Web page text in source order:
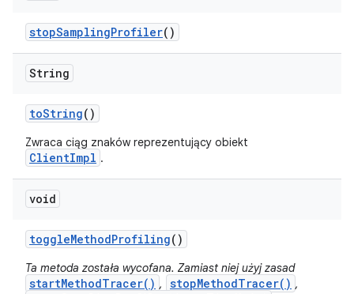
stopSamplingProfiler()
String
toString()
Zwraca ciąg znaków reprezentujący obiekt
ClientImpl .
void
toggleMethodProfiling()
Ta metoda została wycofana. Zamiast niej użyj zasad
startMethodTracer() , stopMethodTracer() ,